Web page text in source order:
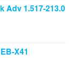
Adv 1.517-213.0
X41